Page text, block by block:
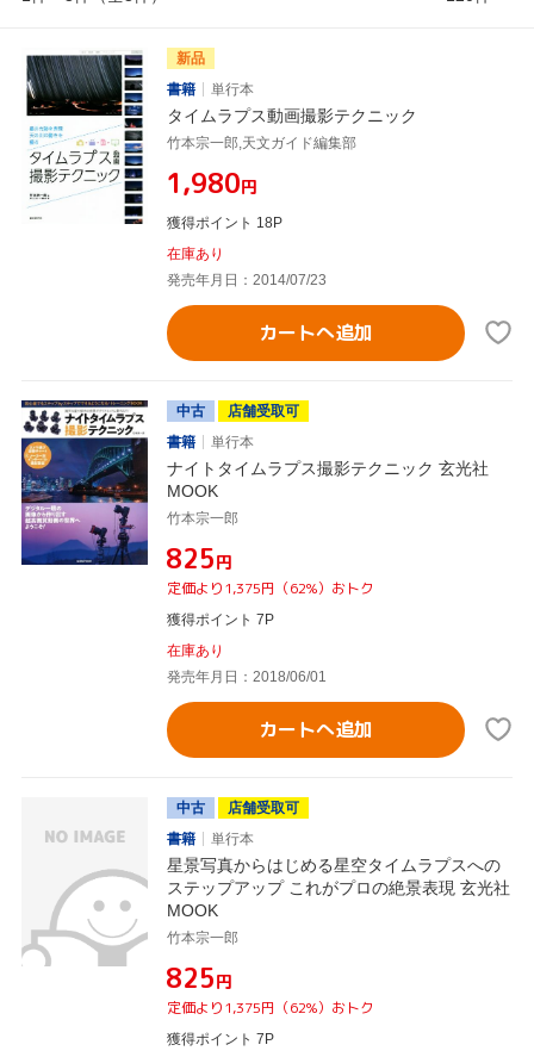
新品
書籍
単行本
タイムラプス動画撮影テクニック
竹本宗一郎,天文ガイド編集部
¥1,980円
獲得ポイント 18P
在庫あり
発売年月日：2014/07/23
カートへ追加
中古
店舗受取可
書籍
単行本
ナイトタイムラプス撮影テクニック 玄光社
MOOK
竹本宗一郎
¥825円
定価より1,375円（62%）おトク
獲得ポイント 7P
在庫あり
発売年月日：2018/06/01
カートへ追加
中古
店舗受取可
書籍
単行本
星景写真からはじめる星空タイムラプスへの
ステップアップ これがプロの絶景表現 玄光社
MOOK
竹本宗一郎
¥825円
定価より1,375円（62%）おトク
獲得ポイント 7P